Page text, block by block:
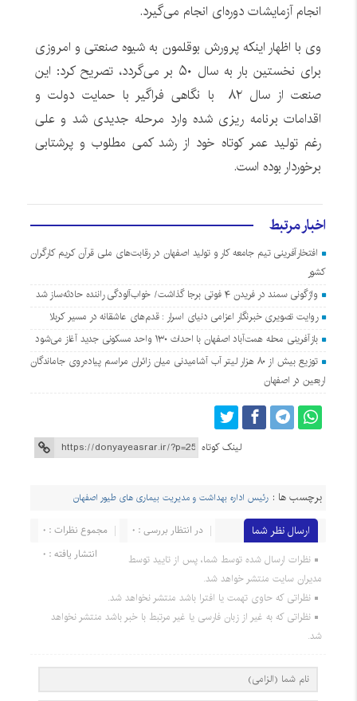
انجام آزمایشات دوره‌ای انجام می‌گیرد.
وی با اظهار اینکه پرورش بوقلمون به شیوه صنعتی و امروزی
برای نخستین بار به سال ۵۰ بر می‌گردد، تصریح کرد: این
صنعت از سال ۸۲ با نگاهی فراگیر با حمایت دولت و
اقدامات برنامه ریزی شده وارد مرحله جدیدی شد و علی
رغم تولید عمر کوتاه خود از رشد کمی مطلوب و پرشتابی
برخوردار بوده است.
اخبار مرتبط
افتخارآفرینی تیم جامعه کار و تولید اصفهان در رقابت‌های ملی قرآن کریم کارگران
کشور
واژگونی سمند در فریدن ۴ فوتی برجا گذاشت/ خواب‌آلودگی راننده حادثه‌ساز شد
روایت تصویری خبرنگار اعزامی دنیای اسرار : قدم‌های عاشقانه در مسیر کربلا
بازآفرینی محله همت‌آباد اصفهان با احداث ۱۳۰ واحد مسکونی جدید آغاز می‌شود
توزیع بیش از ۸۰ هزار لیتر آب آشامیدنی میان زائران مراسم پیاده‌روی جاماندگان
اربعین در اصفهان
لینک کوتاه
برچسب ها : رئیس اداره بهداشت و مدیریت بیماری های طیور اصفهان
ارسال نظر شما مجموع نظرات : 0
در انتظار بررسی : 0
انتشار یافته : 0
نظرات ارسال شده توسط شما، پس از تایید توسط
مدیران سایت منتشر خواهد شد.
نظراتی که حاوی تهمت یا افترا باشد منتشر نخواهد شد.
نظراتی که به غیر از زبان فارسی یا غیر مرتبط با خبر باشد منتشر نخواهد
شد.